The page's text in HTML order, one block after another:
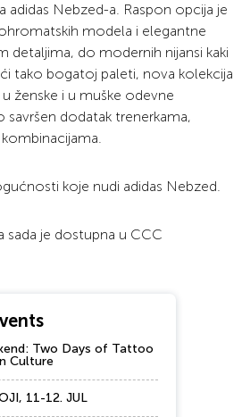
adidas Nebzed-a. Raspon opcija je
modela i elegantne
detaljima, do modernih nijansi kaki
tako bogatoj paleti, nova kolekcija
ženske i u muške odevne
savršen dodatak trenerkama,
koje nudi adidas Nebzed.
sada je dostupna u CCC
Two Days of Tattoo
Culture
11-12. JUL